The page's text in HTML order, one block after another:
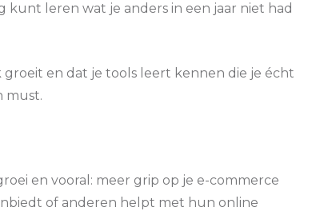
kunt leren wat je anders in een jaar niet had
en dat je tools leert kennen die je écht
must.
en vooral: meer grip op je e-commerce
of anderen helpt met hun online